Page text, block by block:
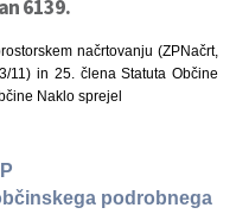
6139.
načrtovanju (ZPNačrt,
11) in 25. člena Statuta Občine
Naklo sprejel
podrobnega